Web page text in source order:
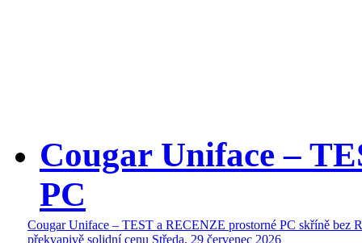
Cougar Uniface –
PC
Cougar Uniface – TEST a RECENZE prostorné PC skříně bez
překvapivě solidní cenu Středa, 29 červenec 2026